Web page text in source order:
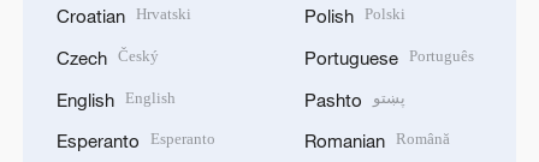
Croatian Hrvatski
Czech Český
English English
Esperanto Esperanto
Polish Polski
Portuguese Português
Pashto پښتو
Romanian Română